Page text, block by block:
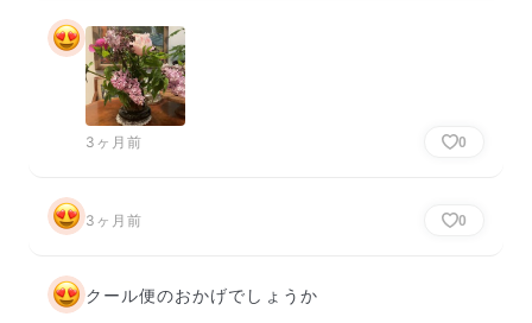
3ヶ月前 0
3ヶ月前 0
クール便のおかげでしょうか